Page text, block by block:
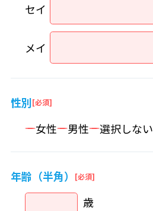
セイ
メイ
性別
女性
男性 選択しない
年齢（半角）
歳